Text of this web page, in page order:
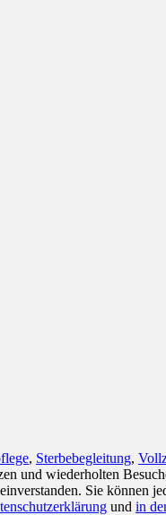
, Sterbebegleitung,
und wiederholten
Sie können
und in